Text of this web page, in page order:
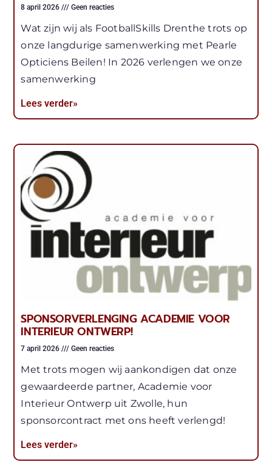
8 april 2026 Geen reacties
Wat zijn wij als FootballSkills Drenthe trots op
onze langdurige samenwerking met Pearle
Opticiens Beilen! In 2026 verlengen we onze
samenwerking
Lees verder»
SPONSORVERLENGING ACADEMIE VOOR
INTERIEUR ONTWERP!
7 april 2026 Geen reacties
Met trots mogen wij aankondigen dat onze
gewaardeerde partner, Academie voor
Interieur Ontwerp uit Zwolle, hun
sponsorcontract met ons heeft verlengd!
Lees verder»